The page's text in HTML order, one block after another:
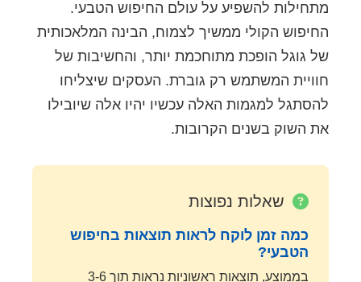
מתחילות להשפיע על עולם החיפוש הטבעי.
החיפוש הקולי ממשיך לצמוח, הבינה המלאכותית
של גוגל הופכת מתוחכמת יותר, והחשיבות של
חוויית המשתמש רק גוברת. העסקים שיצליחו
להסתגל למגמות האלה עכשיו יהיו אלה שיובילו
את השוק בשנים הקרובות.
שאלות נפוצות
כמה זמן לוקח לראות תוצאות בחיפוש
הטבעי?
בממוצע, תוצאות ראשוניות נראות תוך 3-6